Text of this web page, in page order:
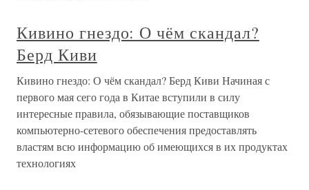
Кивино гнездо: О чём скандал?
Берд Киви
Кивино гнездо: О чём скандал? Берд Киви Начиная с
первого мая сего года в Китае вступили в силу
интересные правила, обязывающие поставщиков
компьютерно-сетевого обеспечения предоставлять
властям всю информацию об имеющихся в их продуктах
технологиях